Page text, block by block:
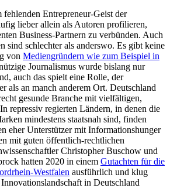
Entrepreneur-Geist der
lieber allein als Autoren profilieren,
Business-Partnern zu verbünden. Auch
sind schlechter als anderswo. Es gibt keine
von Mediengründern wie zum Beispiel in
Journalismus wurde bislang nur
auch das spielt eine Rolle, der
als an manch anderem Ort. Deutschland
gesunde Branche mit vielfältigen,
repressiv regierten Ländern, in denen die
mindestens staatsnah sind, finden
eher Unterstützer mit Informationshunger
mit guten öffentlich-rechtlichen
Christopher Buschow und
hatten 2020 in einem Gutachten für die
Westfalen ausführlich und klug
in Deutschland